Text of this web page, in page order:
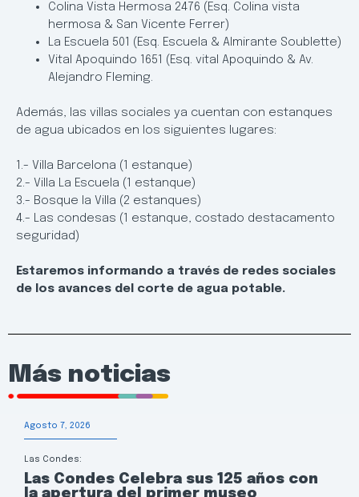
Colina Vista Hermosa 2476 (Esq. Colina vista
hermosa & San Vicente Ferrer)
La Escuela 501 (Esq. Escuela & Almirante Soublette)
Vital Apoquindo 1651 (Esq. vital Apoquindo & Av.
Alejandro Fleming.
Además, las villas sociales ya cuentan con estanques
de agua ubicados en los siguientes lugares:
1.- Villa Barcelona (1 estanque)
2.- Villa La Escuela (1 estanque)
3.- Bosque la Villa (2 estanques)
4.- Las condesas (1 estanque, costado destacamento
seguridad)
Estaremos informando a través de redes sociales
de los avances del corte de agua potable.
Más noticias
Agosto 7, 2026
Las Condes:
Las Condes Celebra sus 125 años con
la apertura del primer museo